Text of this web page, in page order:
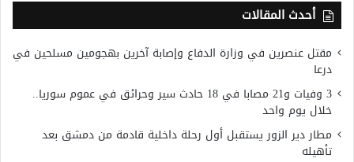
أحدث المقالات
مقتل عنصرين في وزارة الدفاع وإصابة آخرين بهجومين مسلحين في
درعا
3 وفيات و21 مصابا في 18 حادث سير وحرائق في عموم سوريا..
خلال يوم واحد
مطار دير الزور يستقبل أول رحلة داخلية قادمة من دمشق بعد
تأهيله